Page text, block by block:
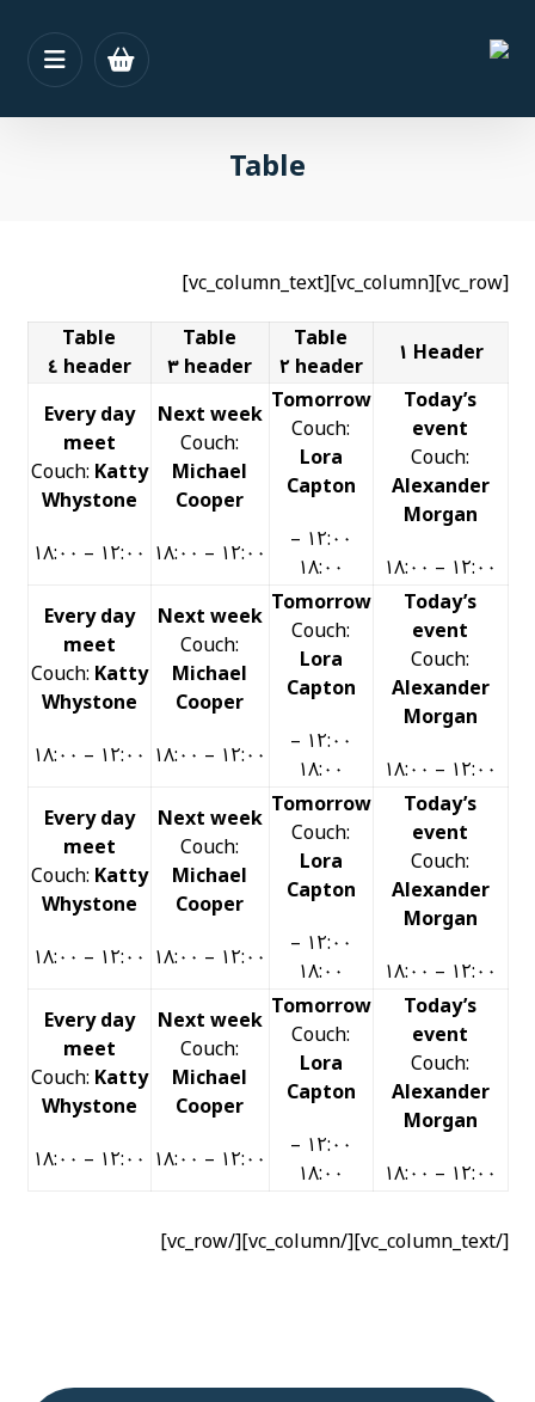
Table
[vc_row][vc_column][vc_column_text]
Header ١
Table
header ٢
Table
header ٣
Table
header ٤
Today’s
event
Couch:
Alexander
Morgan
١٢:٠٠ – ١٨:٠٠
Tomorrow
Couch:
Lora
Capton
١٢:٠٠ –
١٨:٠٠
Next week
Couch:
Michael
Cooper
١٢:٠٠ – ١٨:٠٠
Every day
meet
Couch:Katty
Whystone
١٢:٠٠ – ١٨:٠٠
Today’s
event
Couch:
Alexander
Morgan
١٢:٠٠ – ١٨:٠٠
Tomorrow
Couch:
Lora
Capton
١٢:٠٠ –
١٨:٠٠
Next week
Couch:
Michael
Cooper
١٢:٠٠ – ١٨:٠٠
Every day
meet
Couch:Katty
Whystone
١٢:٠٠ – ١٨:٠٠
Today’s
event
Couch:
Alexander
Morgan
١٢:٠٠ – ١٨:٠٠
Tomorrow
Couch:
Lora
Capton
١٢:٠٠ –
١٨:٠٠
Next week
Couch:
Michael
Cooper
١٢:٠٠ – ١٨:٠٠
Every day
meet
Couch:Katty
Whystone
١٢:٠٠ – ١٨:٠٠
Today’s
event
Couch:
Alexander
Morgan
١٢:٠٠ – ١٨:٠٠
Tomorrow
Couch:
Lora
Capton
١٢:٠٠ –
١٨:٠٠
Next week
Couch:
Michael
Cooper
١٢:٠٠ – ١٨:٠٠
Every day
meet
Couch:Katty
Whystone
١٢:٠٠ – ١٨:٠٠
[/vc_column_text][/vc_column][/vc_row]